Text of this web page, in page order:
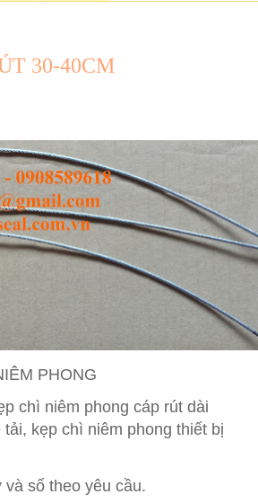
30-40CM
PHONG
chì niêm phong cáp rút dài
kẹp chì niêm phong thiết bị
số theo yêu cầu.